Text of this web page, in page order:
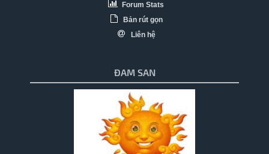
Forum Stats
Bản rút gọn
Liên hệ
ĐAM SAN